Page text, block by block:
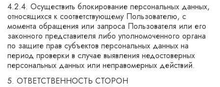
4.2.4. Осуществить блокирование персональных данных,
относящихся к соответствующему Пользователю, с
момента обращения или запроса Пользователя или его
законного представителя либо уполномоченного органа
по защите прав субъектов персональных данных на
период проверки в случае выявления недостоверных
персональных данных или неправомерных действий.
5. ОТВЕТСТВЕННОСТЬ СТОРОН